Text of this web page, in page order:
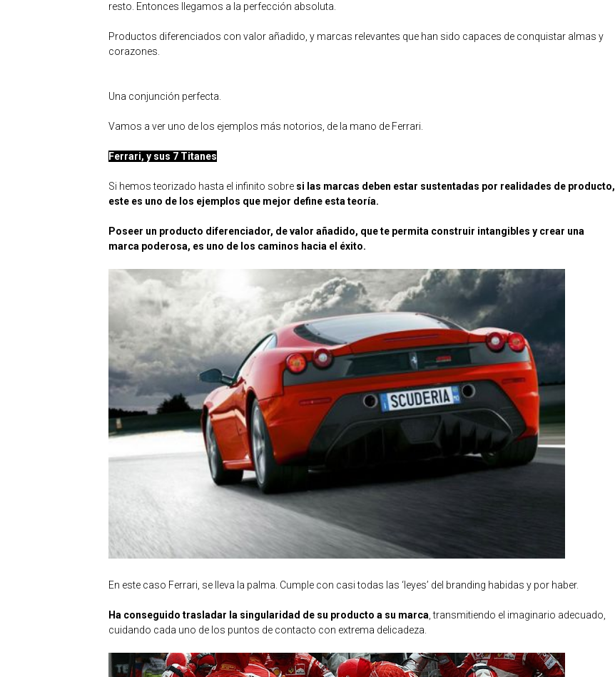
resto. Entonces llegamos a la perfección absoluta.
Productos diferenciados con valor añadido, y marcas relevantes que han sido capaces de conquistar almas y
corazones.
Una conjunción perfecta.
Vamos a ver uno de los ejemplos más notorios, de la mano de Ferrari.
Ferrari, y sus 7 Titanes
Si hemos teorizado hasta el infinito sobre si las marcas deben estar sustentadas por realidades de producto,
este es uno de los ejemplos que mejor define esta teoría.
Poseer un producto diferenciador, de valor añadido, que te permita construir intangibles y crear una
marca poderosa, es uno de los caminos hacia el éxito.
En este caso Ferrari, se lleva la palma. Cumple con casi todas las ‘leyes’ del branding habidas y por haber.
Ha conseguido trasladar la singularidad de su producto a su marca , transmitiendo el imaginario adecuado,
cuidando cada uno de los puntos de contacto con extrema delicadeza.